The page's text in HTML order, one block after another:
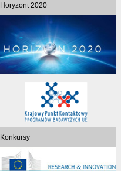
Horyzont 2020
Konkursy